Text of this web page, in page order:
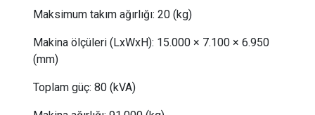
Maksimum takım ağırlığı: 20 (kg)
Makina ölçüleri (LxWxH): 15.000 × 7.100 × 6.950
(mm)
Toplam güç: 80 (kVA)